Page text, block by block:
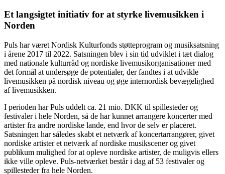
Et langsigtet initiativ for at styrke livemusikken i
Norden
Puls har været Nordisk Kulturfonds støtteprogram og musiksatsning
i årene 2017 til 2022. Satsningen blev i sin tid udviklet i tæt dialog
med nationale kulturråd og nordiske livemusikorganisationer med
det formål at undersøge de potentialer, der fandtes i at udvikle
livemusikken på nordisk niveau og øge internordisk bevægelighed
af livemusikken.
I perioden har Puls uddelt ca. 21 mio. DKK til spillesteder og
festivaler i hele Norden, så de har kunnet arrangere koncerter med
artister fra andre nordiske lande, end hvor de selv er placeret.
Satsningen har således skabt et netværk af koncertarrangører, givet
nordiske artister et netværk af nordiske musikscener og givet
publikum mulighed for at opleve nordiske artister, de muligvis ellers
ikke ville opleve. Puls-netværket består i dag af 53 festivaler og
spillesteder fra hele Norden.